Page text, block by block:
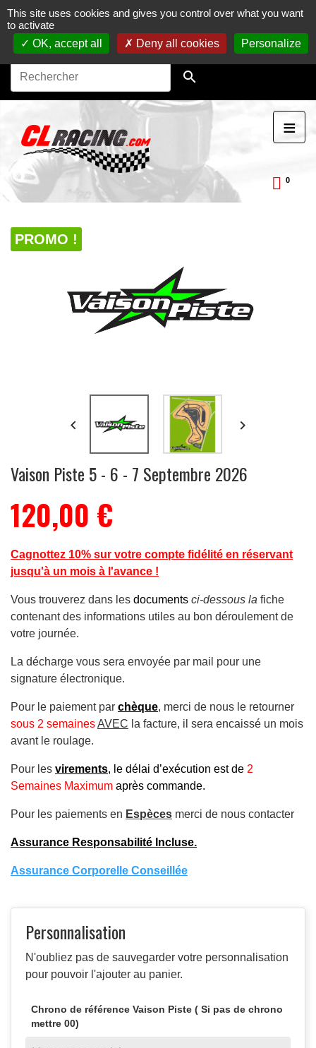
Journées, stages et baptêmes moto sur circuit.Vente en
ligne de pièces détachées moto.
préparation moto

≡
0
PROMO !
 
Vaison Piste 5 - 6 - 7 Septembre 2026
120,00 €
Cagnottez 10% sur votre compte fidélité en réservant
jusqu'à un mois à l'avance !
Vous trouverez dans les documents ci-dessous la fiche
contenant des informations utiles au bon déroulement de
votre journée.
La décharge vous sera envoyée par mail pour une
signature électronique.
Pour le paiement par chèque, merci de nous le retourner
sous 2 semainesAVEC la facture, il sera encaissé un mois
avant le roulage.
Pour les virements, le délai d’exécution est de 2
Semaines Maximum après commande.
Pour les paiements en Espèces merci de nous contacter
Assurance Responsabilité Incluse.
Assurance Corporelle Conseillée
Personnalisation
N'oubliez pas de sauvegarder votre personnalisation
pour pouvoir l'ajouter au panier.
Chrono de référence Vaison Piste ( Si pas de chrono
mettre 00)
This site uses cookies and gives you control over what you want
to activate
OK, accept all
Deny all cookies Personalize